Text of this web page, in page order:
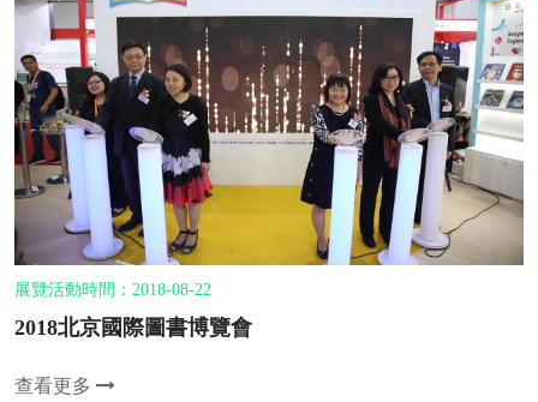
展覽活動時間：2018-08-22
2018北京國際圖書博覽會
查看更多